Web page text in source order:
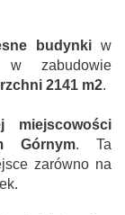
budynkiw
zabudowie
2141 m2.
miejscowości
Górnym. Ta
zarówno na